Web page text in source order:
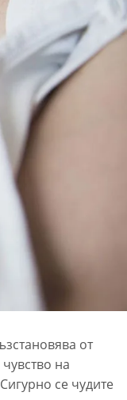
от
на
се чудите